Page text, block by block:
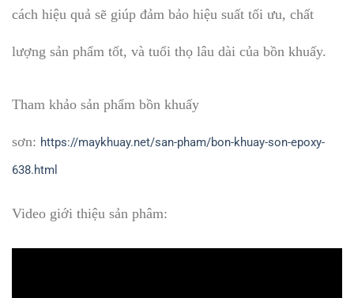
cách hiệu quả sẽ giúp đảm bảo hiệu suất tối ưu, chất
lượng sản phẩm tốt, và tuổi thọ lâu dài của bồn khuấy.
Tham khảo sản phẩm bồn khuấy
sơn: https://maykhuay.net/san-pham/bon-khuay-son-epoxy-
638.html
Video giới thiệu sản phâm: